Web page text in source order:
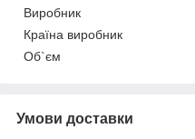
Виробник
Країна виробник
Об`єм
Умови доставки